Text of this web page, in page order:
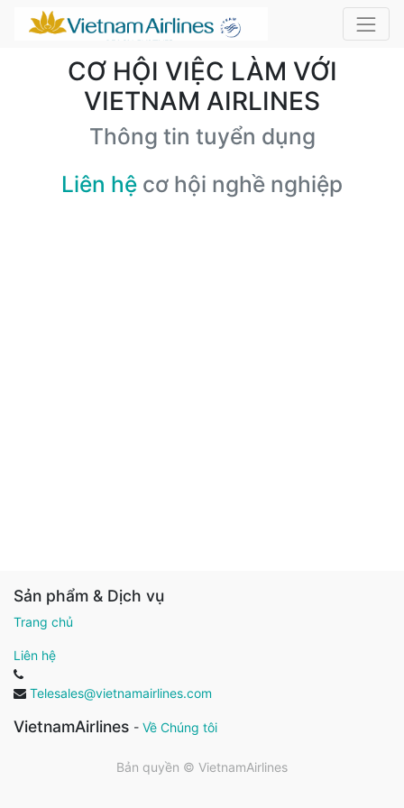
CƠ HỘI VIỆC LÀM VỚI
VIETNAM AIRLINES
Thông tin tuyển dụng
Liên hệ cơ hội nghề nghiệp
Sản phẩm & Dịch vụ
Trang chủ
Liên hệ
Telesales@vietnamairlines.com
VietnamAirlines - Về Chúng tôi
Bản quyền © VietnamAirlines